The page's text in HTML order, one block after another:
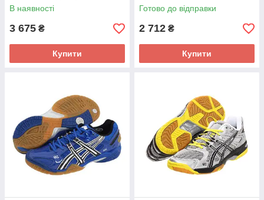
В наявності
3 675 ₴
Купити
Готово до відправки
2 712 ₴
Купити